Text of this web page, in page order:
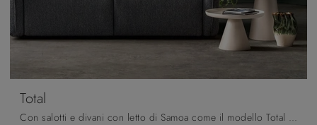
Total
Con salotti e divani con letto di Samoa come il modello Total in tessuto, potrai completare il tuo concept d'arredo.